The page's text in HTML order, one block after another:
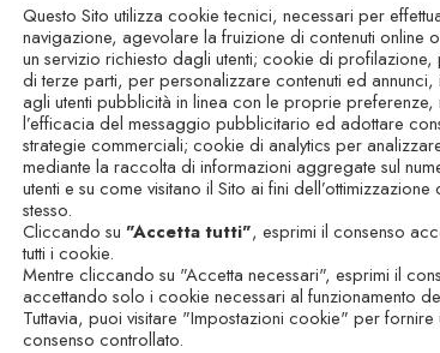
più adatto a te contattaci alla mail
programma se sei in un buono stato di
dal tuo medico.
Non è possibile aggiungere più
più corsi online, li troverai disponibili nella
Questo Sito utilizza cookie tecnici, necessari per
navigazione, agevolare la fruizione di contenuti online
un servizio richiesto dagli utenti; cookie di
di terze parti, per personalizzare contenuti ed annunci,
agli utenti pubblicità in linea con le proprie preferenze,
l’efficacia del messaggio pubblicitario ed adottare
strategie commerciali; cookie di analytics per
mediante la raccolta di informazioni aggregate sul
utenti e su come visitano il Sito ai fini dell’ottimizzazione
stesso.
Cliccando su "Accetta tutti", esprimi il consenso
tutti i cookie.
Mentre cliccando su "Accetta necessari", esprimi il
accettando solo i cookie necessari al funzionamento
Tuttavia, puoi visitare "Impostazioni cookie" per fornire
consenso controllato.